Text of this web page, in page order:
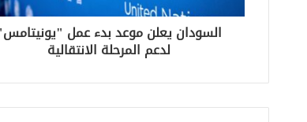
السودان يعلن موعد بدء عمل
لدعم المرحلة الانتقالية